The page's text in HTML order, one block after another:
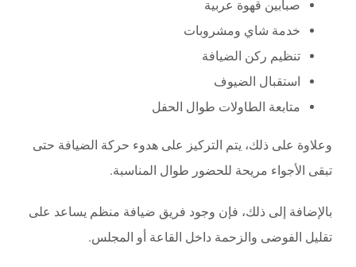
صبابين قهوة عربية
خدمة شاي ومشروبات
تنظيم ركن الضيافة
استقبال الضيوف
متابعة الطاولات طوال الحفل
وعلاوة على ذلك، يتم التركيز على هدوء حركة الضيافة حتى
تبقى الأجواء مريحة للحضور طوال المناسبة.
بالإضافة إلى ذلك، فإن وجود فريق ضيافة منظم يساعد على
تقليل الفوضى والزحمة داخل القاعة أو المجلس.